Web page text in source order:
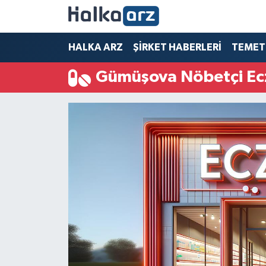
HALKA ARZ ŞİRKET HABERLERİ
Gümüşova Nöbetçi
HALKA ARZ
SERMAYE ARTIRIMI
ŞİRKET HABERLERİ